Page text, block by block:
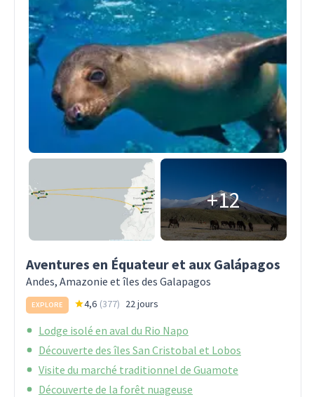
+12
Aventures en Équateur et aux Galápagos
Andes, Amazonie et îles des Galapagos
EXPLORE 4,6 (377) 22 jours
Lodge isolé en aval du Rio Napo
Découverte des îles San Cristobal et Lobos
Visite du marché traditionnel de Guamote
Découverte de la forêt nuageuse